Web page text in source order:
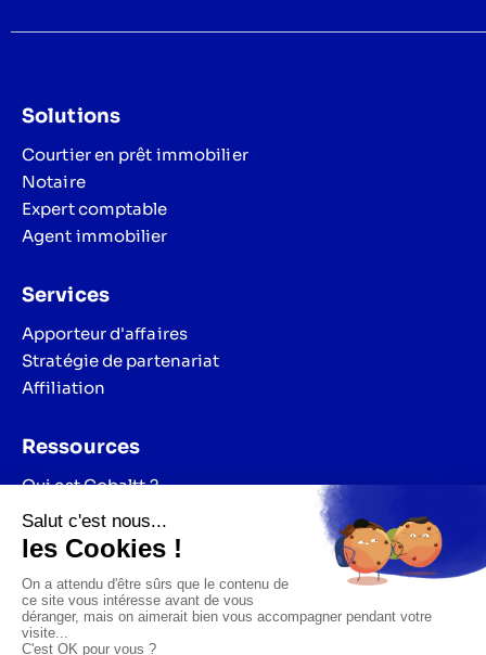
Solutions
Courtier en prêt immobilier
Notaire
Expert comptable
Agent immobilier
Services
Apporteur d'affaires
Stratégie de partenariat
Affiliation
Ressources
Qui est Cobaltt ?
Blog
FAQ & Service Client
Tarif
Tarif